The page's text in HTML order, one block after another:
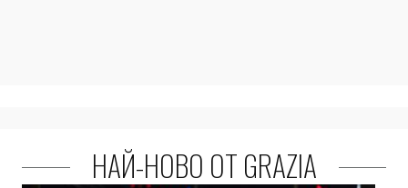
НАЙ-НОВО ОТ GRAZIA